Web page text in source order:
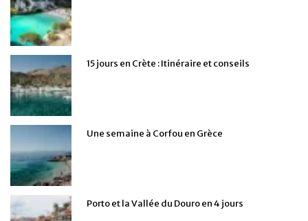
15 jours en Crète : Itinéraire et conseils
Une semaine à Corfou en Grèce
Porto et la Vallée du Douro en 4 jours